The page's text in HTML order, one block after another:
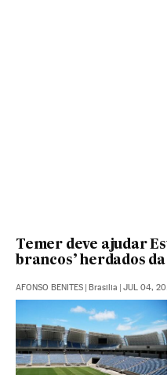
Temer deve ajudar
brancos’ herdados
AFONSO BENITES | Brasilia | JUL 04,